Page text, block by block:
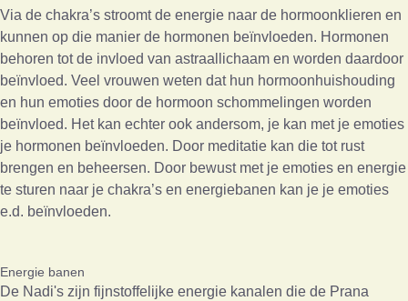
Via de chakra’s stroomt de energie naar de hormoonklieren en
kunnen op die manier de hormonen beïnvloeden. Hormonen
behoren tot de invloed van astraallichaam en worden daardoor
beïnvloed. Veel vrouwen weten dat hun hormoonhuishouding
en hun emoties door de hormoon schommelingen worden
beïnvloed. Het kan echter ook andersom, je kan met je emoties
je hormonen beïnvloeden. Door meditatie kan die tot rust
brengen en beheersen. Door bewust met je emoties en energie
te sturen naar je chakra’s en energiebanen kan je je emoties
e.d. beïnvloeden.
Energie banen
De Nadi's zijn fijnstoffelijke energie kanalen die de Prana